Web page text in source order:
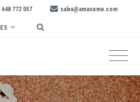
648 772 057 salva@amaseme.com
ES